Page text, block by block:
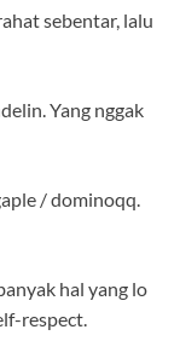
sebentar, lalu
Yang nggak
/ dominoqq.
hal yang lo
respect.